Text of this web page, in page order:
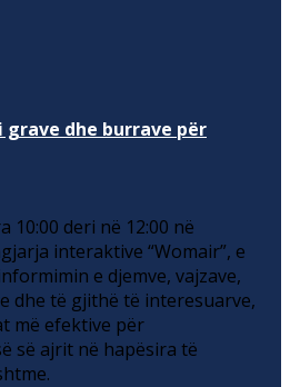
dhe burrave për
10:00 deri në 12:00 në
interaktive “Womair”, e
e djemve, vajzave,
dhe të gjithë të interesuarve,
më efektive për
së ajrit në hapësira të